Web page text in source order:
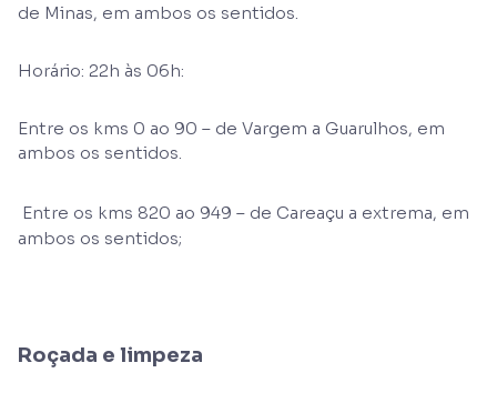
de Minas, em ambos os sentidos.
Horário: 22h às 06h:
Entre os kms 0 ao 90 – de Vargem a Guarulhos, em
ambos os sentidos.
Entre os kms 820 ao 949 – de Careaçu a extrema, em
ambos os sentidos;
Roçada e limpeza